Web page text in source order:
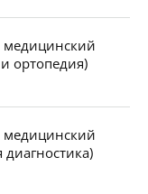
медицинский
ортопедия)
медицинский
диагностика)